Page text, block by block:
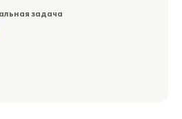
задача